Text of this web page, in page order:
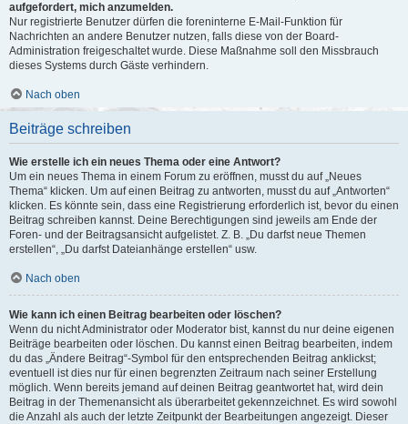
aufgefordert, mich anzumelden.
Nur registrierte Benutzer dürfen die foreninterne E-Mail-Funktion für
Nachrichten an andere Benutzer nutzen, falls diese von der Board-
Administration freigeschaltet wurde. Diese Maßnahme soll den Missbrauch
dieses Systems durch Gäste verhindern.
Nach oben
Beiträge schreiben
Wie erstelle ich ein neues Thema oder eine Antwort?
Um ein neues Thema in einem Forum zu eröffnen, musst du auf „Neues
Thema“ klicken. Um auf einen Beitrag zu antworten, musst du auf „Antworten“
klicken. Es könnte sein, dass eine Registrierung erforderlich ist, bevor du einen
Beitrag schreiben kannst. Deine Berechtigungen sind jeweils am Ende der
Foren- und der Beitragsansicht aufgelistet. Z. B. „Du darfst neue Themen
erstellen“, „Du darfst Dateianhänge erstellen“ usw.
Nach oben
Wie kann ich einen Beitrag bearbeiten oder löschen?
Wenn du nicht Administrator oder Moderator bist, kannst du nur deine eigenen
Beiträge bearbeiten oder löschen. Du kannst einen Beitrag bearbeiten, indem
du das „Ändere Beitrag“-Symbol für den entsprechenden Beitrag anklickst;
eventuell ist dies nur für einen begrenzten Zeitraum nach seiner Erstellung
möglich. Wenn bereits jemand auf deinen Beitrag geantwortet hat, wird dein
Beitrag in der Themenansicht als überarbeitet gekennzeichnet. Es wird sowohl
die Anzahl als auch der letzte Zeitpunkt der Bearbeitungen angezeigt. Dieser